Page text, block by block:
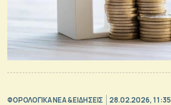
ΦΟΡΟΛΟΓΙΚΑ ΝΕΑ & EΙΔΗΣΕΙΣ 28.02.2026, 11:35